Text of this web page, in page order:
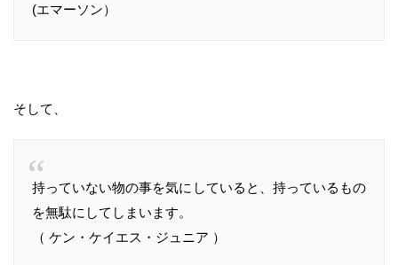
(エマーソン）
そして、
持っていない物の事を気にしていると、持っているもの
を無駄にしてしまいます。
（ ケン・ケイエス・ジュニア ）